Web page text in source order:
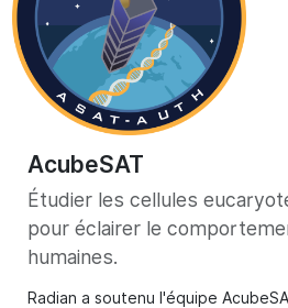
AcubeSAT
Étudier les cellules
pour éclairer le
humaines.
Radian a soutenu l'équipe